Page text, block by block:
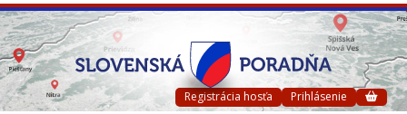
Registrácia hosťa Prihlásenie